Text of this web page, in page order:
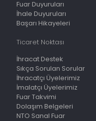
Fuar Duyuruları
İhale Duyuruları
Başarı Hikayeleri
Ticaret Noktası
İhracat Destek
Sıkça Sorulan Sorular
İhracatçı Üyelerimiz
İmalatçı Üyelerimiz
Fuar Takvimi
Dolaşım Belgeleri
NTO Sanal Fuar